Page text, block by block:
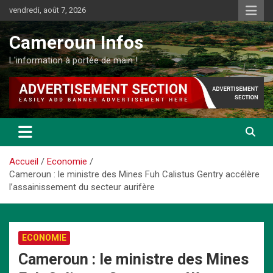
au
contenu
vendredi, août 7, 2026
Cameroun Infos
L'information à portée de main !
Accueil
Economie
Cameroun : le ministre des Mines Fuh Calistus Gentry accélère
l’assainissement du secteur aurifère
ECONOMIE
Cameroun : le ministre des Mines